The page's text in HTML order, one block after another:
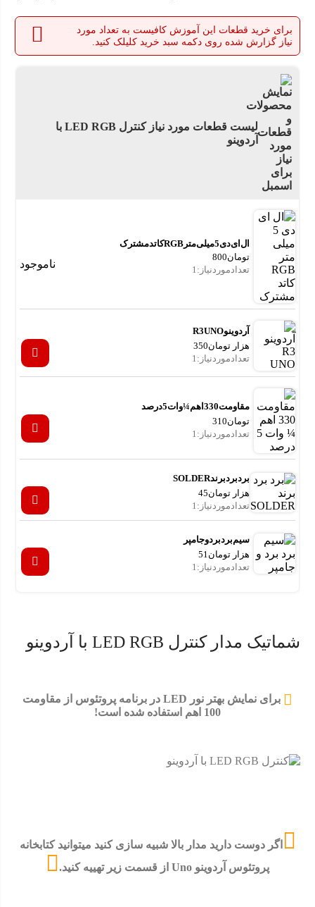
برای خرید قطعات این آموزش کافیست به تعداد مورد
نیاز گزارش شده روی دکمه سبد خرید کلیلک کنید.
لیست قطعات مورد نیاز کنترل LED RGB با
آردوینو
ال ای دی 5 میلی متر RGB کاتد مشترک
800تومان
تعداد موردنیاز : 1
ناموجود
آردوینو R3 UNO
350هزار تومان
تعداد موردنیاز : 1
مقاومت 330 اهم ¼ وات 5 درصد
310تومان
تعداد موردنیاز : 1
برد برد برند SOLDER
45هزار تومان
تعداد موردنیاز : 1
سیم برد برد و جامپر
51 هزار تومان
تعداد موردنیاز : 1
شماتیک مدار کنترل LED RGB با آردوینو
برای نمایش بهتر نور LED در برنامه پروتئوس از مقاومت
100 اهم استفاده شده است!
اگر دوست دارید مدار بالا شبیه سازی کنید میتوانید کتابخانه
پروتئوس آردوینو Uno از قسمت زیر تهییه کنید.